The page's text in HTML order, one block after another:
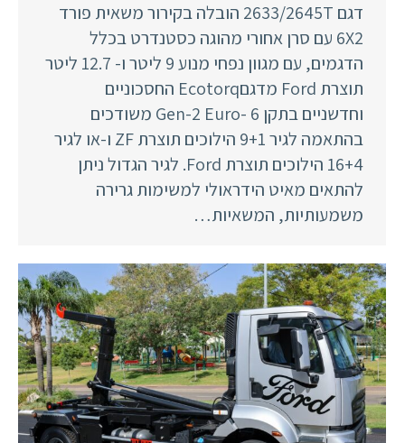
דגם 2633/2645T הובלה בקירור משאית פורד
6X2 עם סרן אחורי מהוגה כסטנדרט בכלל
הדגמים, עם מגוון נפחי מנוע 9 ליטר ו- 12.7 ליטר
תוצרת Ford מדגםEcotorq החסכוניים
וחדשניים בתקן Gen-2 Euro- 6 משודכים
בהתאמה לגיר 9+1 הילוכים תוצרת ZF ו-או לגיר
16+4 הילוכים תוצרת Ford. לגיר הגדול ניתן
להתאים מאיט הידראולי למשימות גרירה
משמעותיות, המשאיות…